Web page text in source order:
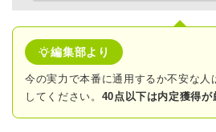
編集部より
今の実力で本番に通用するか不安な人
してください。 40点以下は内定獲得が